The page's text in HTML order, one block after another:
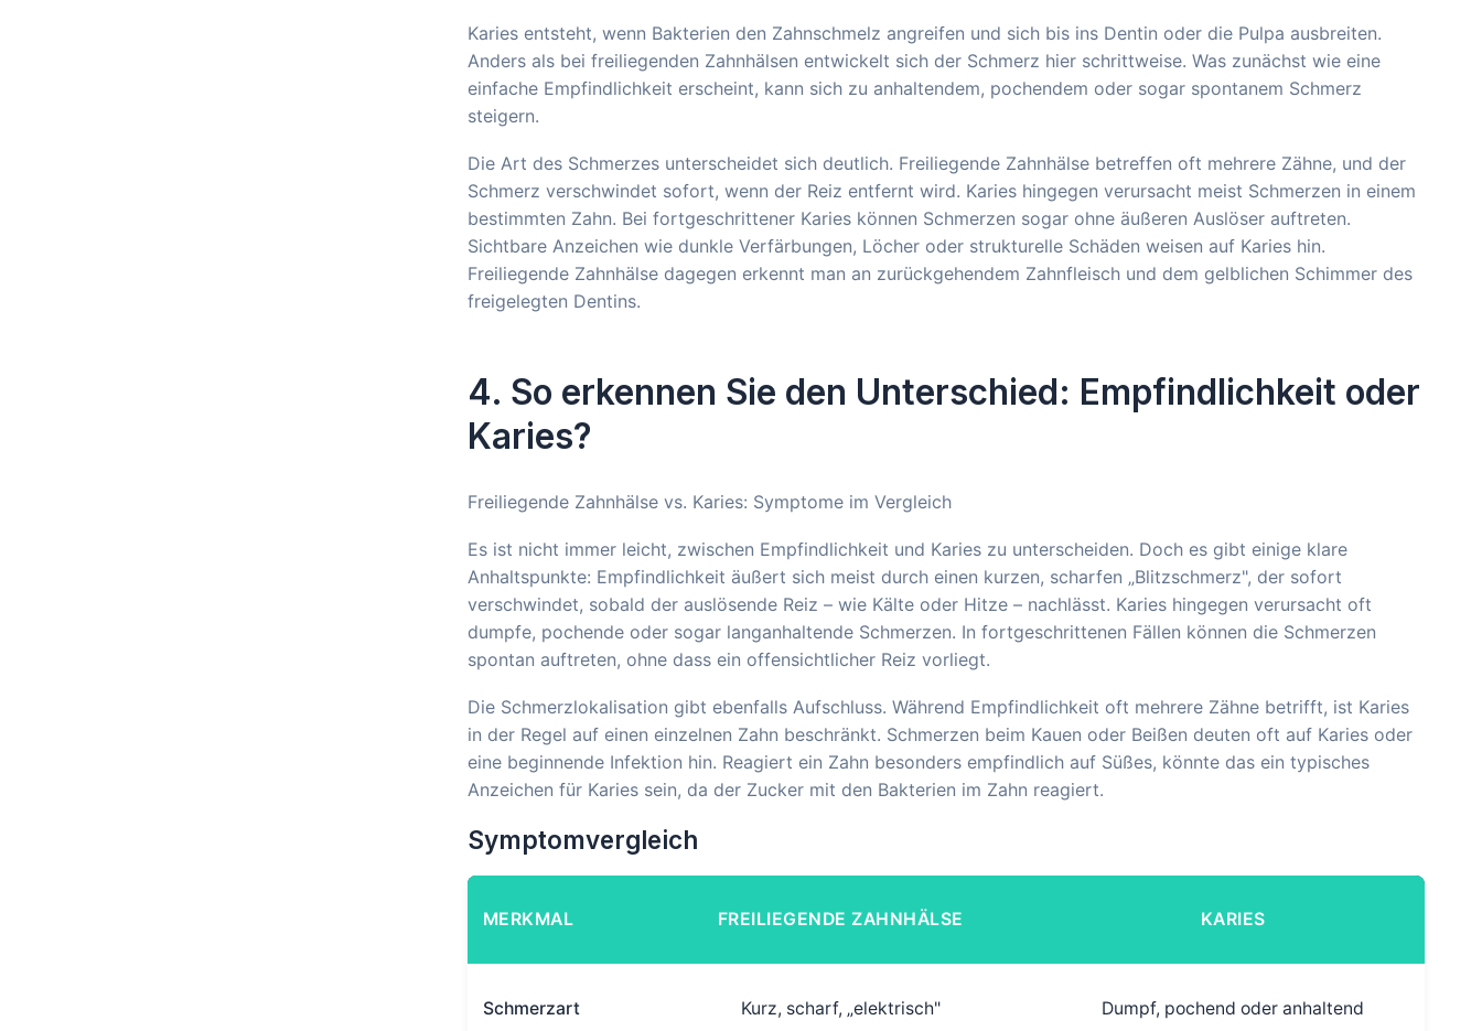
Karies entsteht, wenn Bakterien den Zahnschmelz angreifen und sich bis ins Dentin oder die Pulpa ausbreiten.
Anders als bei freiliegenden Zahnhälsen entwickelt sich der Schmerz hier schrittweise. Was zunächst wie eine
einfache Empfindlichkeit erscheint, kann sich zu anhaltendem, pochendem oder sogar spontanem Schmerz
steigern.
Die Art des Schmerzes unterscheidet sich deutlich. Freiliegende Zahnhälse betreffen oft mehrere Zähne, und der
Schmerz verschwindet sofort, wenn der Reiz entfernt wird. Karies hingegen verursacht meist Schmerzen in einem
bestimmten Zahn. Bei fortgeschrittener Karies können Schmerzen sogar ohne äußeren Auslöser auftreten.
Sichtbare Anzeichen wie dunkle Verfärbungen, Löcher oder strukturelle Schäden weisen auf Karies hin.
Freiliegende Zahnhälse dagegen erkennt man an zurückgehendem Zahnfleisch und dem gelblichen Schimmer des
freigelegten Dentins.
4. So erkennen Sie den Unterschied: Empfindlichkeit oder
Karies?
Freiliegende Zahnhälse vs. Karies: Symptome im Vergleich
Es ist nicht immer leicht, zwischen Empfindlichkeit und Karies zu unterscheiden. Doch es gibt einige klare
Anhaltspunkte: Empfindlichkeit äußert sich meist durch einen kurzen, scharfen „Blitzschmerz", der sofort
verschwindet, sobald der auslösende Reiz – wie Kälte oder Hitze – nachlässt. Karies hingegen verursacht oft
dumpfe, pochende oder sogar langanhaltende Schmerzen. In fortgeschrittenen Fällen können die Schmerzen
spontan auftreten, ohne dass ein offensichtlicher Reiz vorliegt.
Die Schmerzlokalisation gibt ebenfalls Aufschluss. Während Empfindlichkeit oft mehrere Zähne betrifft, ist Karies
in der Regel auf einen einzelnen Zahn beschränkt. Schmerzen beim Kauen oder Beißen deuten oft auf Karies oder
eine beginnende Infektion hin. Reagiert ein Zahn besonders empfindlich auf Süßes, könnte das ein typisches
Anzeichen für Karies sein, da der Zucker mit den Bakterien im Zahn reagiert.
Symptomvergleich
MERKMAL FREILIEGENDE ZAHNHÄLSE KARIES
Schmerzart Kurz, scharf, „elektrisch" Dumpf, pochend oder anhaltend